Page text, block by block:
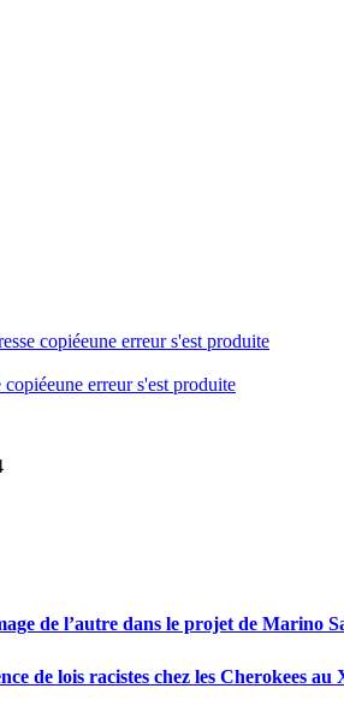
copiéeune erreur s'est produite
copiéeune erreur s'est produite
de l’autre dans le projet de Marino
de lois racistes chez les Cherokees au